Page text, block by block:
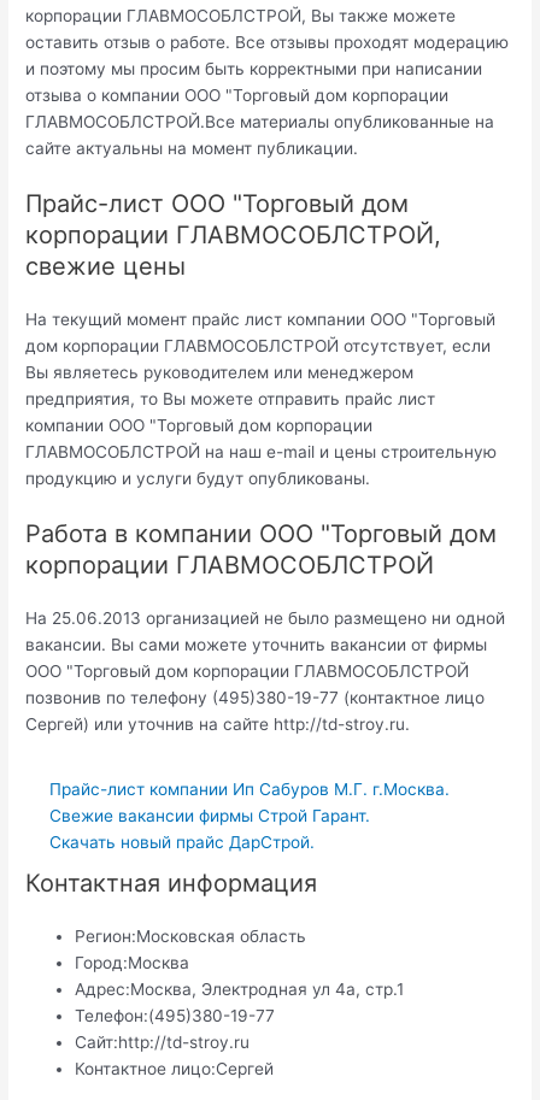
корпорации ГЛАВМОСОБЛСТРОЙ, Вы также можете
оставить отзыв о работе. Все отзывы проходят модерацию
и поэтому мы просим быть корректными при написании
отзыва о компании ООО "Торговый дом корпорации
ГЛАВМОСОБЛСТРОЙ.Все материалы опубликованные на
сайте актуальны на момент публикации.
Прайс-лист ООО "Торговый дом
корпорации ГЛАВМОСОБЛСТРОЙ,
свежие цены
На текущий момент прайс лист компании ООО "Торговый
дом корпорации ГЛАВМОСОБЛСТРОЙ отсутствует, если
Вы являетесь руководителем или менеджером
предприятия, то Вы можете отправить прайс лист
компании ООО "Торговый дом корпорации
ГЛАВМОСОБЛСТРОЙ на наш e-mail и цены строительную
продукцию и услуги будут опубликованы.
Работа в компании ООО "Торговый дом
корпорации ГЛАВМОСОБЛСТРОЙ
На 25.06.2013 организацией не было размещено ни одной
вакансии. Вы сами можете уточнить вакансии от фирмы
ООО "Торговый дом корпорации ГЛАВМОСОБЛСТРОЙ
позвонив по телефону (495)380-19-77 (контактное лицо
Сергей) или уточнив на сайте http://td-stroy.ru.
Прайс-лист компании Ип Сабуров М.Г. г.Москва.
Свежие вакансии фирмы Строй Гарант.
Скачать новый прайс ДарСтрой.
Контактная информация
Регион:Московская область
Город:Москва
Адрес:Москва, Электродная ул 4а, стр.1
Телефон:(495)380-19-77
Сайт:http://td-stroy.ru
Контактное лицо:Сергей